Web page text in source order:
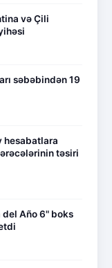
və Çili
səbəbindən 19
hesabatlara
təsiri
del Año 6" boks